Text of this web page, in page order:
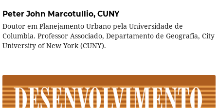
Peter John Marcotullio, CUNY
Doutor em Planejamento Urbano pela Universidade de
Columbia. Professor Associado, Departamento de Geografia, City
University of New York (CUNY).